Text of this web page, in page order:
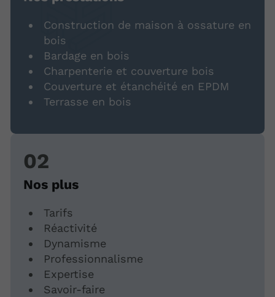
Construction de maison à ossature en
bois
Bardage en bois
Charpenterie et couverture bois
Couverture et étanchéité en EPDM
Terrasse en bois
Nos plus
Tarifs
Réactivité
Dynamisme
Professionnalisme
Expertise
Savoir-faire